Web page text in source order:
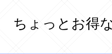
ちょっとお得